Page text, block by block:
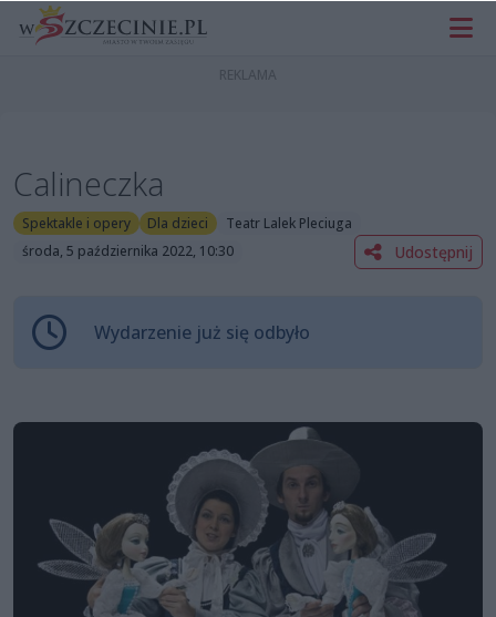
Calineczka
Spektakle i opery Dla dzieci
Teatr Lalek Pleciuga
środa, 5 października 2022, 10:30
Udostępnij
Wydarzenie już się odbyło